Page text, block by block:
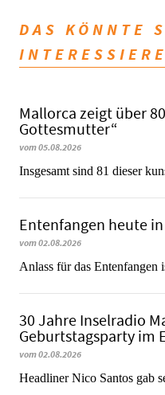
DAS KÖNNTE
Mallorca zeigt über
Gottesmutter“
vom 05.08.2026
Insgesamt sind 81 dieser
Entenfangen heute
vom 02.08.2026
Anlass für das Entenfangen
30 Jahre Inselradio
Geburtstagsparty im
vom 02.08.2026
Headliner Nico Santos gab